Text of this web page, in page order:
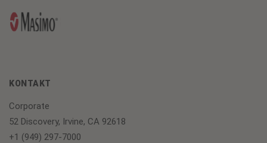
KONTAKT
Corporate
52 Discovery, Irvine, CA 92618
+1 (949) 297-7000